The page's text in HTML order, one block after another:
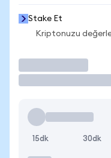
Stake Et
Kriptonuzu
15dk 30dk